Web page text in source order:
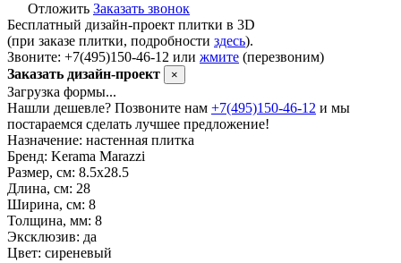
Отложить Заказать звонок
Бесплатный дизайн-проект плитки в 3D
(при заказе плитки, подробности здесь).
Звоните: +7(495)150-46-12 или жмите (перезвоним)
Заказать дизайн-проект
×
Загрузка формы...
Нашли дешевле? Позвоните нам +7(495)150-46-12 и мы
постараемся сделать лучшее предложение!
Назначение: настенная плитка
Бренд: Kerama Marazzi
Размер, см: 8.5x28.5
Длина, см: 28
Ширина, см: 8
Толщина, мм: 8
Эксклюзив: да
Цвет: сиреневый